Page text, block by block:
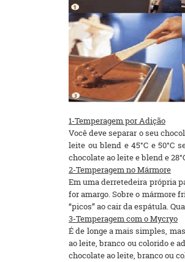
1-Temperagem por Adição
Você deve separar o seu
leite ou blend e 45°C e 50°C
chocolate ao leite e blend e
2-Temperagem no Mármore
Em uma derretedeira própria
for amargo. Sobre o mármore
“picos” ao cair da espátula.
3-Temperagem com o Mycryo
É de longe a mais simples,
ao leite, branco ou colorido e
chocolate ao leite, branco ou